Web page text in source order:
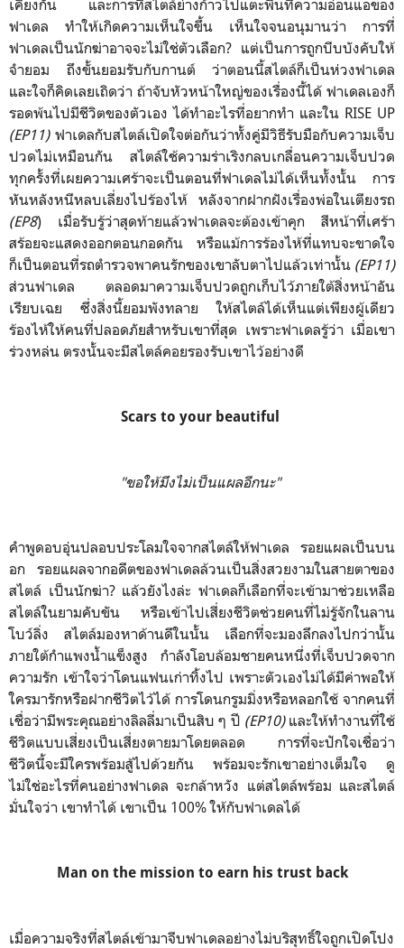
เคียงกัน และการที่สไตล์ย่างก้าวไปแตะพื้นที่ความอ่อนแอของ
ฟาเดล ทำให้เกิดความเห็นใจขึ้น เห็นใจจนอนุมานว่า การที่
ฟาเดลเป็นนักฆ่าอาจจะไม่ใช่ตัวเลือก? แต่เป็นการถูกบีบบังคับให้
จำยอม ถึงขั้นยอมรับกับกานต์ ว่าตอนนี้สไตล์ก็เป็นห่วงฟาเดล
และใจก็คิดเลยเถิดว่า ถ้าจับหัวหน้าใหญ่ของเรื่องนี้ได้ ฟาเดลเองก็
รอดพ้นไปมีชีวิตของตัวเอง ได้ทำอะไรที่อยากทำ และใน RISE UP
(EP11) ฟาเดลกับสไตล์เปิดใจต่อกันว่าทั้งคู่มีวิธีรับมือกับความเจ็บ
ปวดไม่เหมือนกัน สไตล์ใช้ความร่าเริงกลบเกลื่อนความเจ็บปวด
ทุกครั้งที่เผยความเศร้าจะเป็นตอนที่ฟาเดลไม่ได้เห็นทั้งนั้น การ
หันหลังหนีหลบเลี่ยงไปร้องไห้ หลังจากฝากฝังเรื่องพ่อในเตียงรถ
(EP8) เมื่อรับรู้ว่าสุดท้ายแล้วฟาเดลจะต้องเข้าคุก สีหน้าที่เศร้า
สร้อยจะแสดงออกตอนกอดกัน หรือแม้การร้องไห้ที่แทบจะขาดใจ
ก็เป็นตอนที่รถตำรวจพาคนรักของเขาลับตาไปแล้วเท่านั้น (EP11)
ส่วนฟาเดล ตลอดมาความเจ็บปวดถูกเก็บไว้ภายใต้สิ่งหน้าอัน
เรียบเฉย ซึ่งสิ่งนี้ยอมพังทลาย ให้สไตล์ได้เห็นแต่เพียงผู้เดียว
ร้องไห้ให้คนที่ปลอดภัยสำหรับเขาที่สุด เพราะฟาเดลรู้ว่า เมื่อเขา
ร่วงหล่น ตรงนั้นจะมีสไตล์คอยรองรับเขาไว้อย่างดี
Scars to your beautiful
"ขอให้มึงไม่เป็นแผลอีกนะ"
คำพูดอบอุ่นปลอบประโลมใจจากสไตล์ให้ฟาเดล รอยแผลเป็นบน
อก รอยแผลจากอดีตของฟาเดลล้วนเป็นสิ่งสวยงามในสายตาของ
สไตล์ เป็นนักฆ่า? แล้วยังไงล่ะ ฟาเดลก็เลือกที่จะเข้ามาช่วยเหลือ
สไตล์ในยามคับขัน หรือเข้าไปเสี่ยงชีวิตช่วยคนที่ไม่รู้จักในลาน
โบว์ลิ่ง สไตล์มองหาด้านดีในนั้น เลือกที่จะมองลึกลงไปกว่านั้น
ภายใต้กำแพงน้ำแข็งสูง กำลังโอบล้อมชายคนหนึ่งที่เจ็บปวดจาก
ความรัก เข้าใจว่าโดนแฟนเก่าทิ้งไป เพราะตัวเองไม่ได้มีค่าพอให้
ใครมารักหรือฝากชีวิตไว้ได้ การโดนกรูมมิ่งหรือหลอกใช้ จากคนที่
เชื่อว่ามีพระคุณอย่างลิลลี่มาเป็นสิบ ๆ ปี (EP10)และให้ทำงานที่ใช้
ชีวิตแบบเสี่ยงเป็นเสี่ยงตายมาโดยตลอด การที่จะปักใจเชื่อว่า
ชีวิตนี้จะมีใครพร้อมสู้ไปด้วยกัน พร้อมจะรักเขาอย่างเต็มใจ ดู
ไม่ใช่อะไรที่คนอย่างฟาเดล จะกล้าหวัง แต่สไตล์พร้อม และสไตล์
มั่นใจว่า เขาทำได้ เขาเป็น 100% ให้กับฟาเดลได้
Man on the mission to earn his trust back
เมื่อความจริงที่สไตล์เข้ามาจีบฟาเดลอย่างไม่บริสุทธิ์ใจถูกเปิดโปง